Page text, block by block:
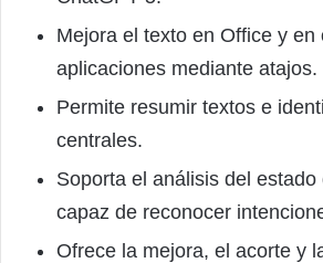
Mejora el texto en Office y en
aplicaciones mediante atajos.
Permite resumir textos e
centrales.
Soporta el análisis del
capaz de reconocer
Ofrece la mejora, el acorte y